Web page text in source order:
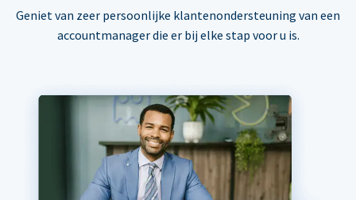
Geniet van zeer persoonlijke klantenondersteuning van een
accountmanager die er bij elke stap voor u is.